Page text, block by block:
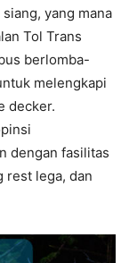
yang mana
Tol Trans
berlomba-
melengkapi
decker.
dengan fasilitas
rest lega, dan